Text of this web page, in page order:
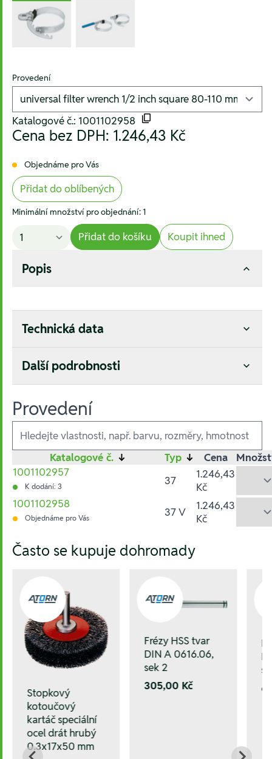
Provedení
Katalogové č.: 1001102958
Cena bez DPH: 1.246,43 Kč
Objednáme pro Vás
Přidat do oblíbených
Minimální množství pro objednání: 1
Přidat do košíku Koupit ihned
Popis
Technická data
Další podrobnosti
Provedení
Ausführungen
Katalogové č. ↓ Typ ↓ Cena
1001102957
K dodání: 3 37
1.246,43
Kč
1001102958
Objednáme pro Vás 37 V
1.246,43
Kč
Často se kupuje dohromady
Stopkový
kotoučový
kartáč speciální
ocel drát hrubý
0.3x17x50 mm
Frézy HSS tvar
DIN A 0616.06,
sek 2
305,00 Kč